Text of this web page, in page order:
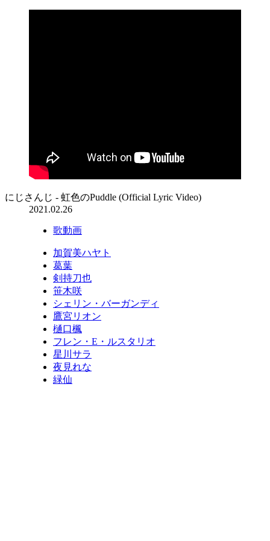
にじさんじ - 虹色のPuddle (Official Lyric Video)
2021.02.26
歌動画
加賀美ハヤト
葛葉
剣持刀也
笹木咲
シェリン・バーガンディ
鷹宮リオン
樋口楓
フレン・E・ルスタリオ
星川サラ
夜見れな
緑仙